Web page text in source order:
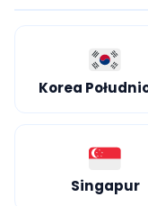
Korea
Singapur